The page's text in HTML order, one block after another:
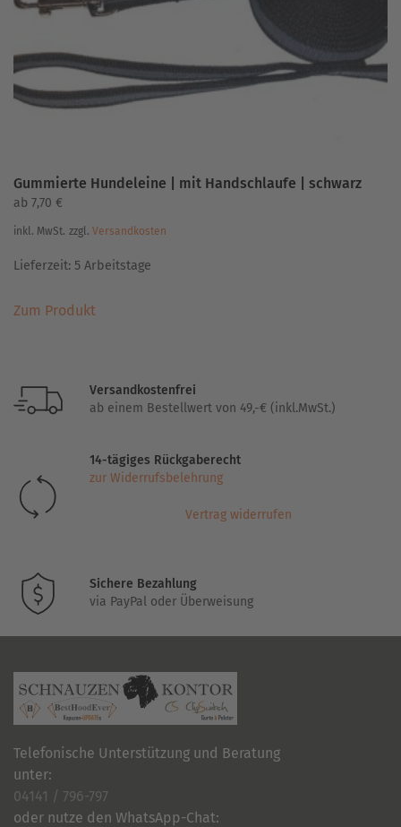
auf
Produktseite
gewählt
werden
Gummierte Hundeleine | mit Handschlaufe | schwarz
ab 7,70 €
inkl. MwSt. zzgl. Versandkosten
Lieferzeit: 5 Arbeitstage
Zum ProduktProdukt
auf.
können
auf
Versandkostenfrei
ab einem Bestellwert von 49,-€ (inkl.MwSt.)
14-tägiges Rückgaberecht
zur Widerrufsbelehrung
Vertrag widerrufen
Sichere Bezahlung
via PayPal oder Überweisung
Telefonische Unterstützung und Beratung
unter:
04141 / 796-797
oder nutze den WhatsApp-Chat: